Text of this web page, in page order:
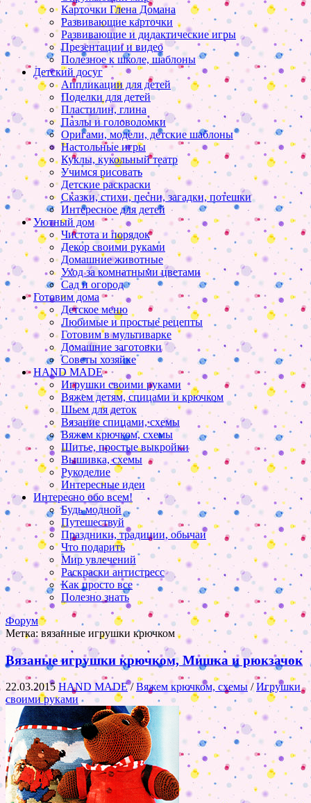
Карточки Глена Домана
Развивающие карточки
Развивающие и дидактические игры
Презентации и видео
Полезное к школе, шаблоны
Детский досуг
Аппликации для детей
Поделки для детей
Пластилин, глина
Пазлы и головоломки
Оригами, модели, детские шаблоны
Настольные игры
Куклы, кукольный театр
Учимся рисовать
Детские раскраски
Сказки, стихи, песни, загадки, потешки
Интересное для детей
Уютный дом
Чистота и порядок
Декор своими руками
Домашние животные
Уход за комнатными цветами
Сад и огород
Готовим дома
Детское меню
Любимые и простые рецепты
Готовим в мультиварке
Домашние заготовки
Советы хозяйке
HAND MADE
Игрушки своими руками
Вяжем детям, спицами и крючком
Шьем для деток
Вязание спицами, схемы
Вяжем крючком, схемы
Шитье, простые выкройки
Вышивка, схемы
Рукоделие
Интересные идеи
Интересно обо всем!
Будь модной
Путешествуй
Праздники, традиции, обычаи
Что подарить
Мир увлечений
Раскраски антистресс
Как просто все
Полезно знать
Форум
Метка:вязанные игрушки крючком
Вязаные игрушки крючком, Мишка и рюкзачок
22.03.2015 HAND MADE/Вяжем крючком, схемы/Игрушки
своими руками